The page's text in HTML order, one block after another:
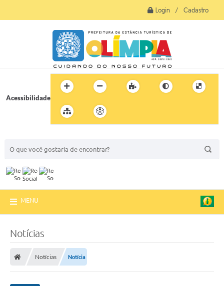
Login / Cadastro
Acessibilidade
MENU
Notícias
Notícias Notícia